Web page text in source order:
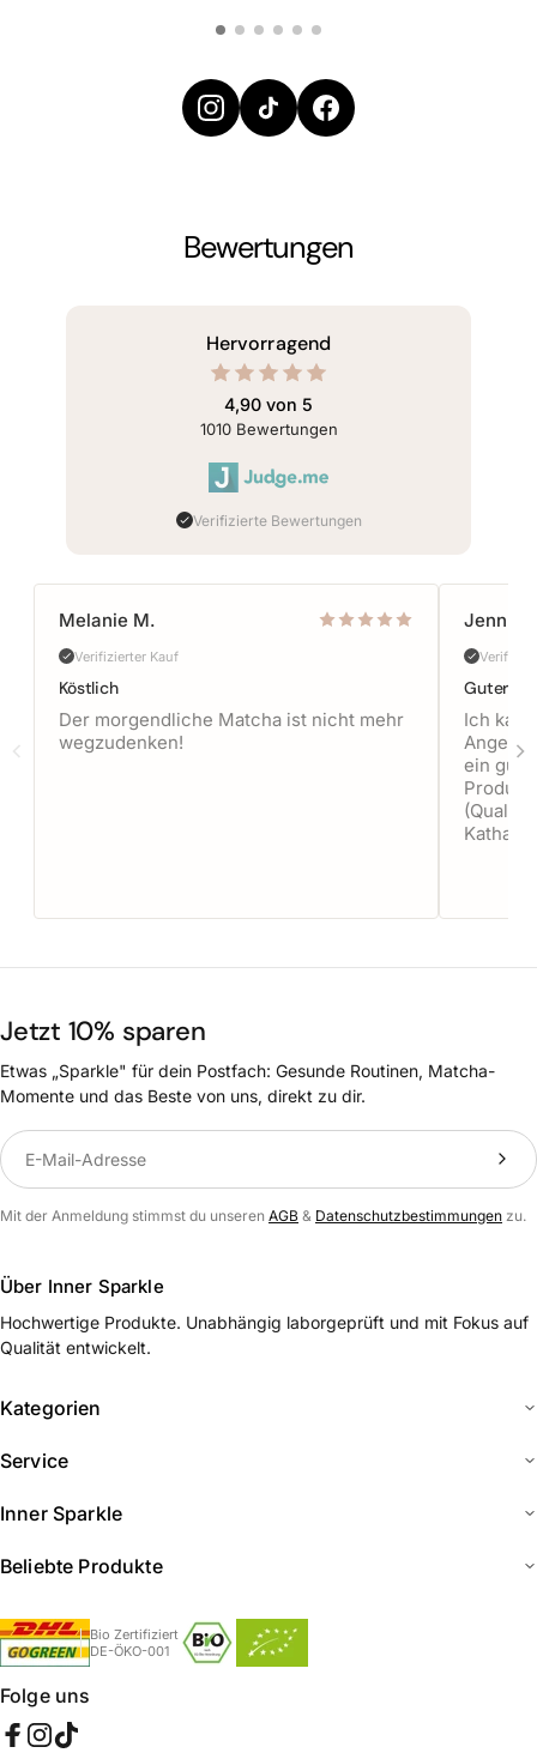
Bewertungen
Hervorragend
4,90 von 5
1010Bewertungen
Verifizierte Bewertungen
Melanie M.
Verifizierter Kauf
Köstlich
Der morgendliche Matcha ist nicht mehr
wegzudenken!
Guter
Ich
ein
Produkt
Jetzt 10% sparen
Etwas „Sparkle" für dein Postfach: Gesunde Routinen, Matcha-
Momente und das Beste von uns, direkt zu dir.
Translation missing: de.newsletter.label
Mit der Anmeldung stimmst du unseren AGB & Datenschutzbestimmungen zu.
Über Inner Sparkle
Hochwertige Produkte. Unabhängig laborgeprüft und mit Fokus auf
Qualität entwickelt.
Kategorien
Service
Inner Sparkle
Beliebte Produkte
Bio Zertifiziert
DE-ÖKO-001
Folge uns